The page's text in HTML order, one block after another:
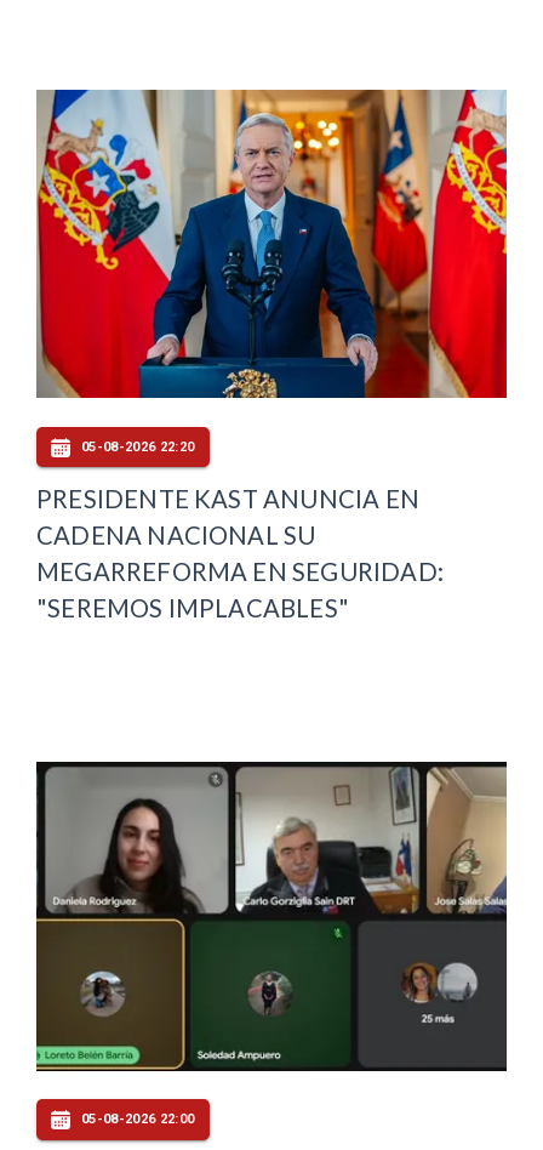
05-08-2026 22:20
PRESIDENTE KAST ANUNCIA EN
CADENA NACIONAL SU
MEGARREFORMA EN SEGURIDAD:
"SEREMOS IMPLACABLES"
05-08-2026 22:00